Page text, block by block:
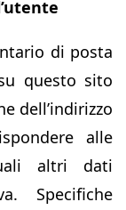
di posta
questo sito
dell’indirizzo
alle
altri dati
Specifiche